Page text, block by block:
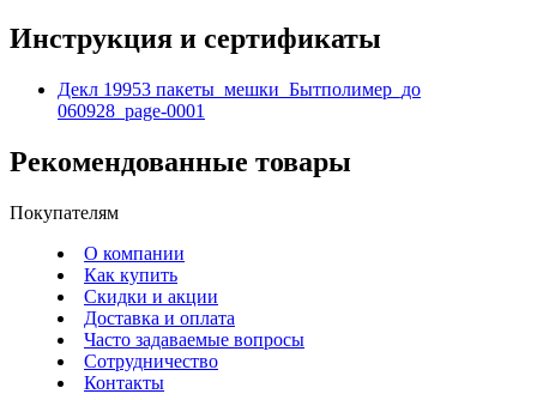
Инструкция и сертификаты
Декл 19953 пакеты_мешки_Бытполимер_до
060928_page-0001
Рекомендованные товары
Покупателям
О компании
Как купить
Скидки и акции
Доставка и оплата
Часто задаваемые вопросы
Сотрудничество
Контакты